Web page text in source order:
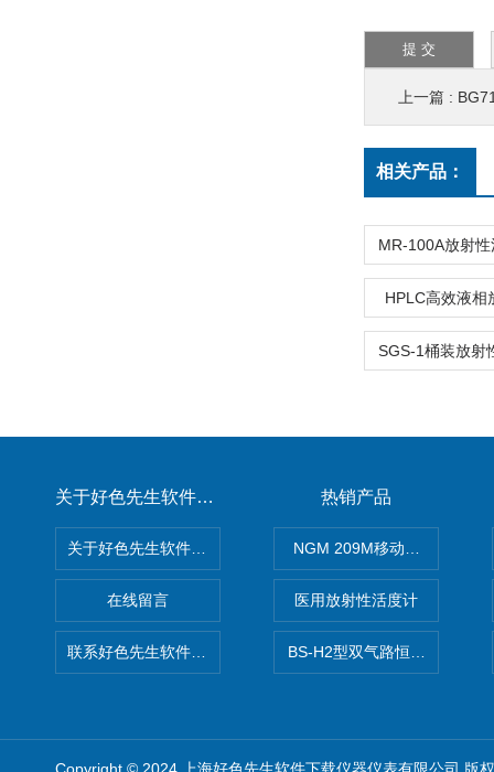
上一篇 :
相关产品：
HPLC高效液相
关于好色先生软件下载
在线留言
热销产品
NGM 209M移动式惰性气体
医用放射性活度计
BS-H2型双气路恒流大气采样